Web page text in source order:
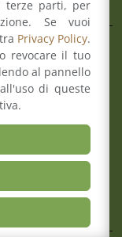
terze parti, per
Se vuoi
Privacy Policy.
revocare il tuo
al pannello
di queste